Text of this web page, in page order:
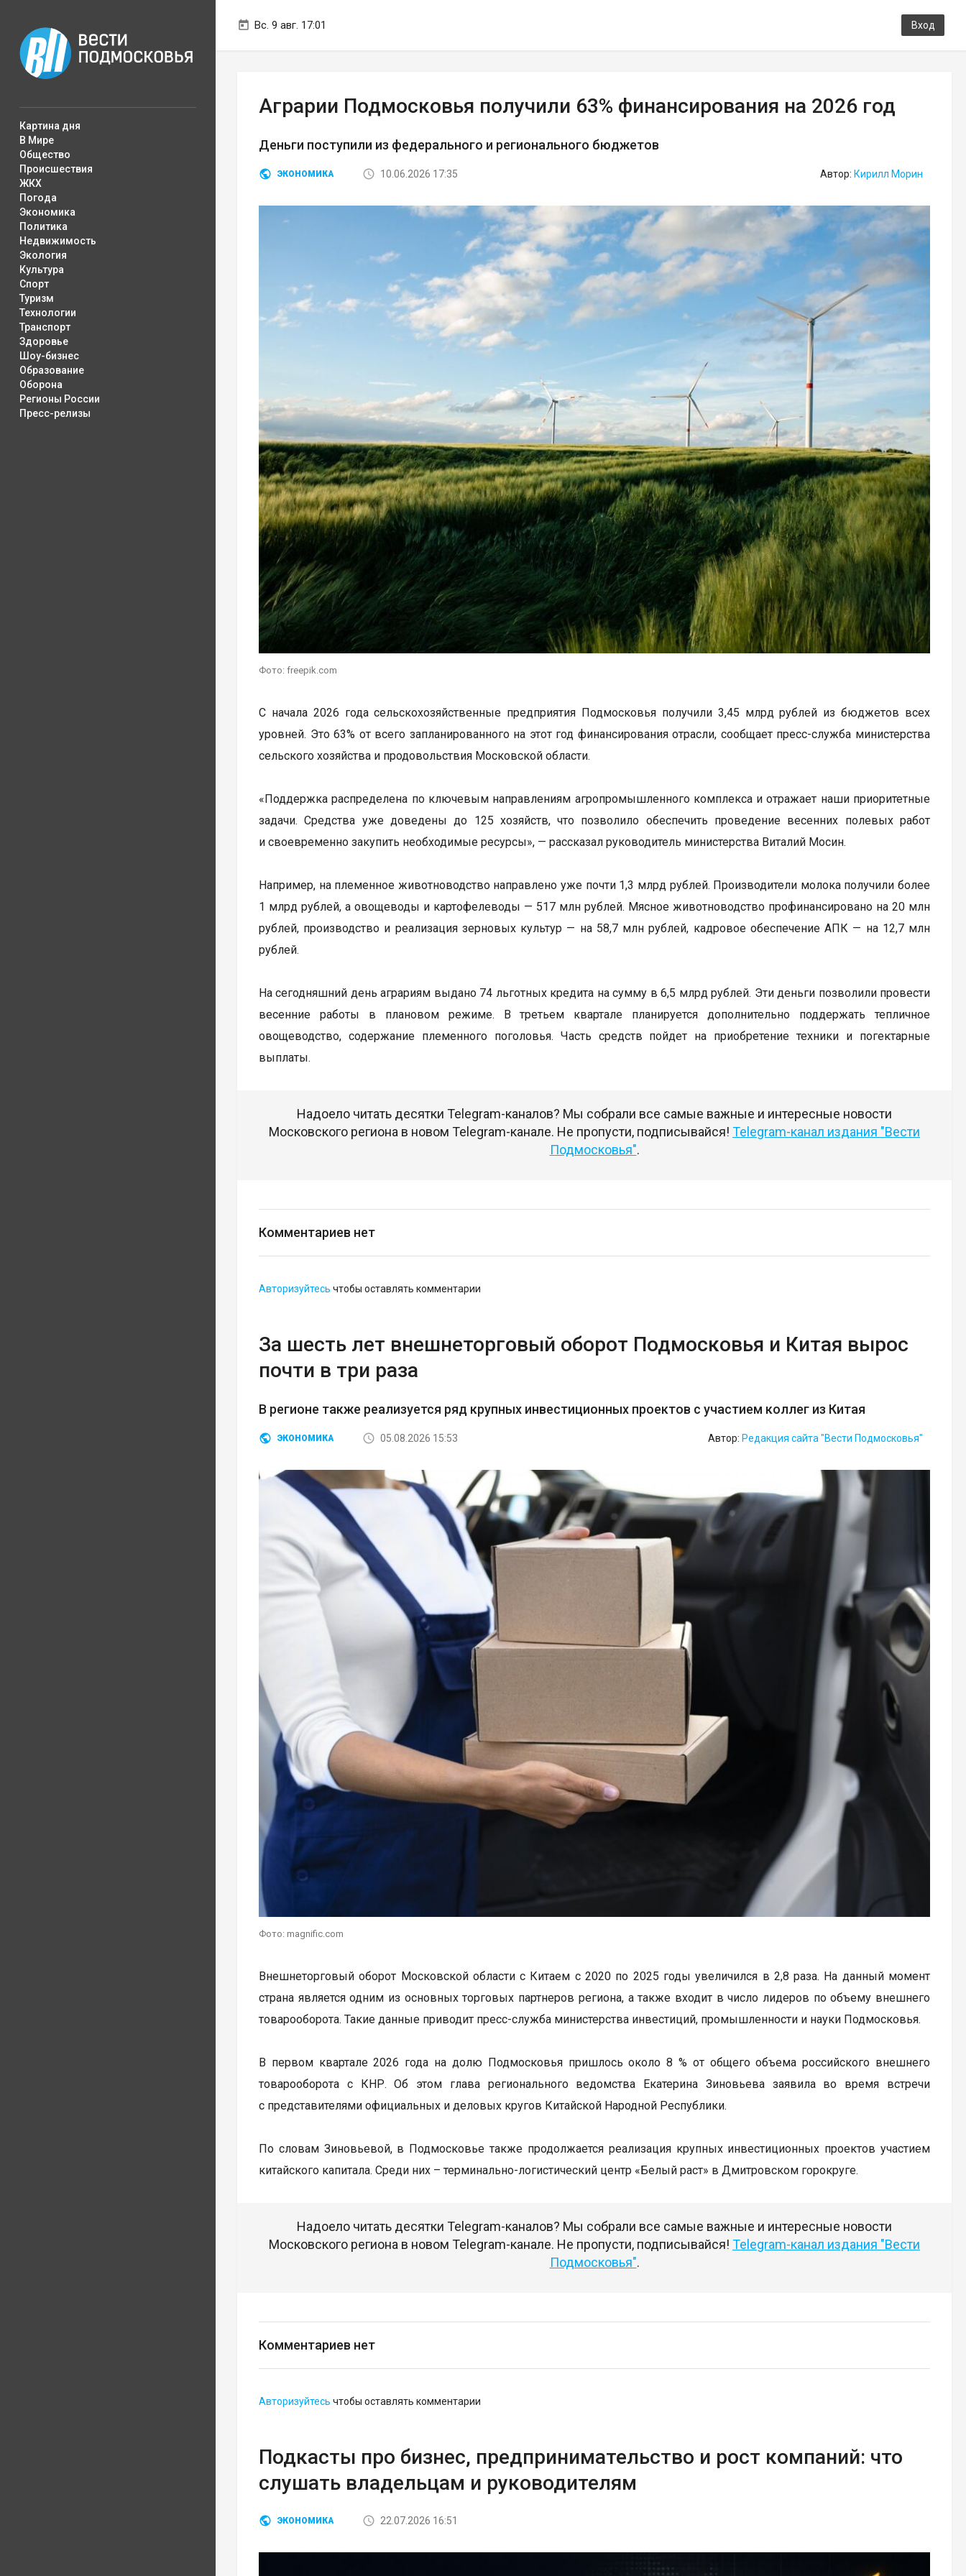
Вс. 9 авг. 17:01 Вход
Картина дня
В Мире
Общество
Происшествия
ЖКХ
Погода
Экономика
Политика
Недвижимость
Экология
Культура
Спорт
Туризм
Технологии
Транспорт
Здоровье
Шоу-бизнес
Образование
Оборона
Регионы России
Пресс-релизы
Аграрии Подмосковья получили 63% финансирования на 2026 год
Деньги поступили из федерального и регионального бюджетов
ЭКОНОМИКА 10.06.2026 17:35 Автор: Кирилл Морин
Фото: freepik.com
С начала 2026 года сельскохозяйственные предприятия Подмосковья получили 3,45 млрд рублей из бюджетов всех
уровней. Это 63% от всего запланированного на этот год финансирования отрасли, сообщает пресс-служба министерства
сельского хозяйства и продовольствия Московской области.
«Поддержка распределена по ключевым направлениям агропромышленного комплекса и отражает наши приоритетные
задачи. Средства уже доведены до 125 хозяйств, что позволило обеспечить проведение весенних полевых работ
и своевременно закупить необходимые ресурсы», — рассказал руководитель министерства Виталий Мосин.
Например, на племенное животноводство направлено уже почти 1,3 млрд рублей. Производители молока получили более
1 млрд рублей, а овощеводы и картофелеводы — 517 млн рублей. Мясное животноводство профинансировано на 20 млн
рублей, производство и реализация зерновых культур — на 58,7 млн рублей, кадровое обеспечение АПК — на 12,7 млн
рублей.
На сегодняшний день аграриям выдано 74 льготных кредита на сумму в 6,5 млрд рублей. Эти деньги позволили провести
весенние работы в плановом режиме. В третьем квартале планируется дополнительно поддержать тепличное
овощеводство, содержание племенного поголовья. Часть средств пойдет на приобретение техники и погектарные
выплаты.
Надоело читать десятки Telegram-каналов? Мы собрали все самые важные и интересные новости
Московского региона в новом Telegram-канале. Не пропусти, подписывайся! Telegram-канал издания "Вести
Подмосковья".
Комментариев нет
Авторизуйтесь чтобы оставлять комментарии
За шесть лет внешнеторговый оборот Подмосковья и Китая вырос
почти в три раза
В регионе также реализуется ряд крупных инвестиционных проектов с участием коллег из Китая
ЭКОНОМИКА 05.08.2026 15:53 Автор: Редакция сайта "Вести Подмосковья"
Фото: magnific.com
Внешнеторговый оборот Московской области с Китаем с 2020 по 2025 годы увеличился в 2,8 раза. На данный момент
страна является одним из основных торговых партнеров региона, а также входит в число лидеров по объему внешнего
товарооборота. Такие данные приводит пресс-служба министерства инвестиций, промышленности и науки Подмосковья.
В первом квартале 2026 года на долю Подмосковья пришлось около 8 % от общего объема российского внешнего
товарооборота с КНР. Об этом глава регионального ведомства Екатерина Зиновьева заявила во время встречи
с представителями официальных и деловых кругов Китайской Народной Республики.
По словам Зиновьевой, в Подмосковье также продолжается реализация крупных инвестиционных проектов участием
китайского капитала. Среди них – терминально-логистический центр «Белый раст» в Дмитровском горокруге.
Надоело читать десятки Telegram-каналов? Мы собрали все самые важные и интересные новости
Московского региона в новом Telegram-канале. Не пропусти, подписывайся! Telegram-канал издания "Вести
Подмосковья".
Комментариев нет
Авторизуйтесь чтобы оставлять комментарии
Подкасты про бизнес, предпринимательство и рост компаний: что
слушать владельцам и руководителям
ЭКОНОМИКА 22.07.2026 16:51